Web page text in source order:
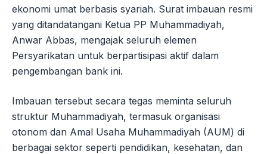
ekonomi umat berbasis syariah. Surat imbauan resmi
yang ditandatangani Ketua PP Muhammadiyah,
Anwar Abbas, mengajak seluruh elemen
Persyarikatan untuk berpartisipasi aktif dalam
pengembangan bank ini.
Imbauan tersebut secara tegas meminta seluruh
struktur Muhammadiyah, termasuk organisasi
otonom dan Amal Usaha Muhammadiyah (AUM) di
berbagai sektor seperti pendidikan, kesehatan, dan